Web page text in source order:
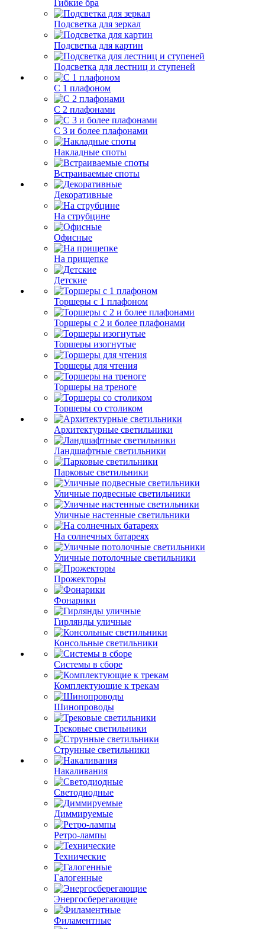
Гибкие бра
Подсветка для зеркал
Подсветка для картин
Подсветка для лестниц и ступеней
С 1 плафоном
С 2 плафонами
С 3 и более плафонами
Накладные споты
Встраиваемые споты
Декоративные
На струбцине
Офисные
На прищепке
Детские
Торшеры с 1 плафоном
Торшеры с 2 и более плафонами
Торшеры изогнутые
Торшеры для чтения
Торшеры на треноге
Торшеры со столиком
Архитектурные светильники
Ландшафтные светильники
Парковые светильники
Уличные подвесные светильники
Уличные настенные светильники
На солнечных батареях
Уличные потолочные светильники
Прожекторы
Фонарики
Гирлянды уличные
Консольные светильники
Системы в сборе
Комплектующие к трекам
Шинопроводы
Трековые светильники
Струнные светильники
Накаливания
Светодиодные
Диммируемые
Ретро-лампы
Технические
Галогенные
Энергосберегающие
Филаментные